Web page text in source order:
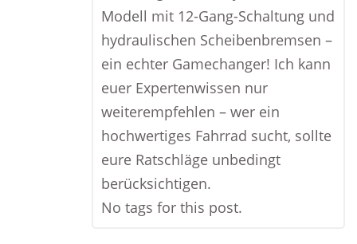
Modell mit 12-Gang-Schaltung und
hydraulischen Scheibenbremsen –
ein echter Gamechanger! Ich kann
euer Expertenwissen nur
weiterempfehlen – wer ein
hochwertiges Fahrrad sucht, sollte
eure Ratschläge unbedingt
berücksichtigen.
No tags for this post.